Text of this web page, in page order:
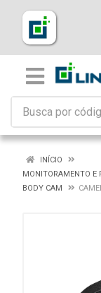
INÍCIO
MONITORAMENTO E
BODY CAM